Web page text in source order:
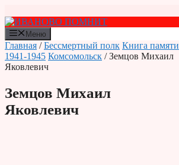
к
содержимому
Меню
Главная /Бессмертный полк Книга памяти
1941-1945 Комсомольск / Земцов Михаил
Яковлевич
Земцов Михаил
Яковлевич